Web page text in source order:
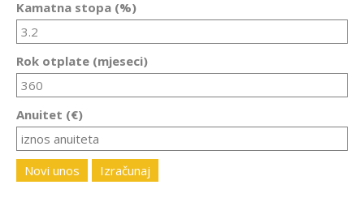
Kamatna stopa (%)
Rok otplate (mjeseci)
Anuitet (€)
Novi unos Izračunaj